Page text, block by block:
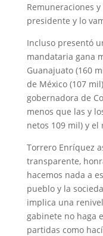
Remuneraciones
presidente y lo
Incluso presentó
mandataria gana
Guanajuato (160
de México (107
gobernadora de
menos que las y
netos 109 mil) y el
Torrero Enríquez
transparente,
hacemos nada a
pueblo y la
implica una
gabinete no haga
partidas como